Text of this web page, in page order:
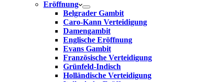
Eröffnung
Belgrader Gambit
Caro-Kann Verteidigung
Damengambit
Englische Eröffnung
Evans Gambit
Französische Verteidigung
Grünfeld-Indisch
Holländische Verteidigung